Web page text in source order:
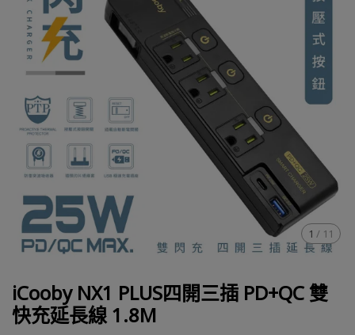
1 / 11
iCooby NX1 PLUS四開三插 PD+QC 雙
快充延長線 1.8M